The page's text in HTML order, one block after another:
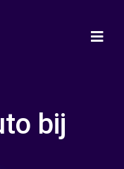
bij